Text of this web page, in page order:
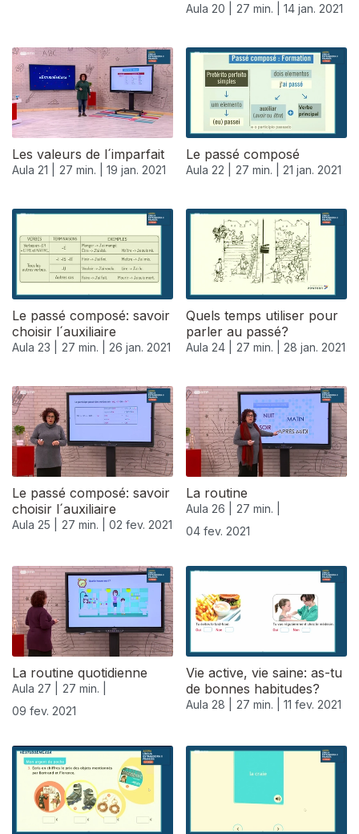
Aula 20 | 27 min. | 14 jan. 2021
Les valeurs de l´imparfait
Aula 21 | 27 min. | 19 jan. 2021
Le passé composé
Aula 22 | 27 min. | 21 jan. 2021
Le passé composé: savoir
choisir l´auxiliaire
Aula 23 | 27 min. | 26 jan. 2021
Quels temps utiliser pour
parler au passé?
Aula 24 | 27 min. | 28 jan. 2021
520664
Le passé composé: savoir
choisir l´auxiliaire
Aula 25 | 27 min. | 02 fev. 2021
La routine
Aula 26 |
27 min. |
04 fev. 2021
La routine quotidienne
Aula 27 |
27 min. |
09 fev. 2021
Vie active, vie saine: as-tu
de bonnes habitudes?
Aula 28 | 27 min. | 11 fev. 2021